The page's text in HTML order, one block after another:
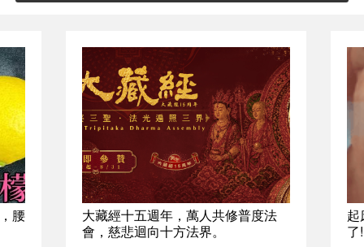
腰
大藏經十五週年，萬人共修普度法
會，慈悲迴向十方法界。
起
了